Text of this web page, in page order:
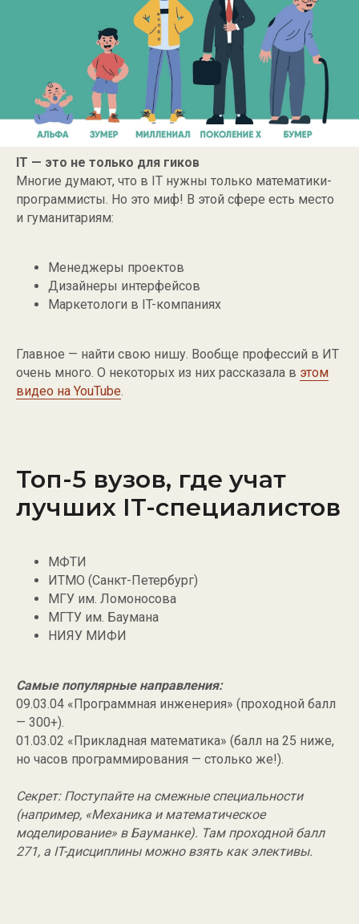
IT — это не только для гиков
Многие думают, что в IT нужны только математики-
программисты. Но это миф! В этой сфере есть место
и гуманитариям:
Менеджеры проектов
Дизайнеры интерфейсов
Маркетологи в IT-компаниях
Главное — найти свою нишу. Вообще профессий в ИТ
очень много. О некоторых из них рассказала в этом
видео на YouTube.
Топ-5 вузов, где учат
лучших IT-специалистов
МФТИ
ИТМО (Санкт-Петербург)
МГУ им. Ломоносова
МГТУ им. Баумана
НИЯУ МИФИ
Самые популярные направления:
09.03.04 «Программная инженерия» (проходной балл
— 300+).
01.03.02 «Прикладная математика» (балл на 25 ниже,
но часов программирования — столько же!).
Секрет: Поступайте на смежные специальности
(например, «Механика и математическое
моделирование» в Бауманке). Там проходной балл
271, а IT-дисциплины можно взять как элективы.